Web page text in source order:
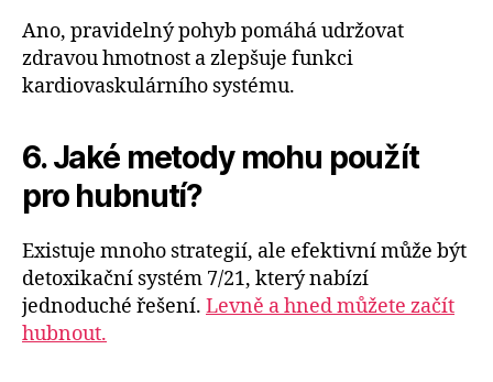
Ano, pravidelný pohyb pomáhá udržovat
zdravou hmotnost a zlepšuje funkci
kardiovaskulárního systému.
6. Jaké metody mohu použít
pro hubnutí?
Existuje mnoho strategií, ale efektivní může být
detoxikační systém 7/21, který nabízí
jednoduché řešení. Levně a hned můžete začít
hubnout.